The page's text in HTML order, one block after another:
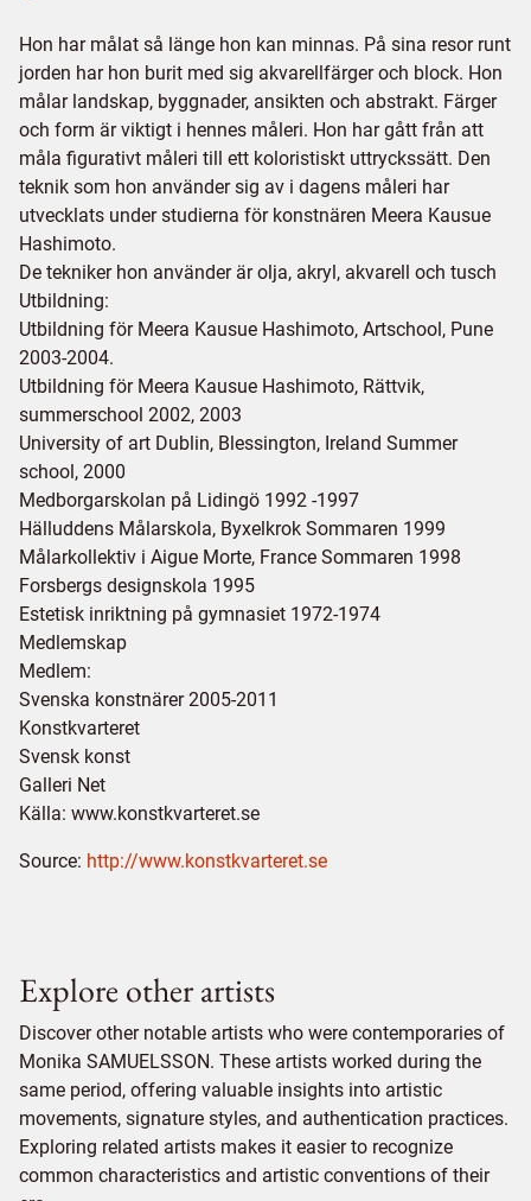
Hon har målat så länge hon kan minnas. På sina resor runt
jorden har hon burit med sig akvarellfärger och block. Hon
målar landskap, byggnader, ansikten och abstrakt. Färger
och form är viktigt i hennes måleri. Hon har gått från att
måla figurativt måleri till ett koloristiskt uttryckssätt. Den
teknik som hon använder sig av i dagens måleri har
utvecklats under studierna för konstnären Meera Kausue
Hashimoto.
De tekniker hon använder är olja, akryl, akvarell och tusch
Utbildning:
Utbildning för Meera Kausue Hashimoto, Artschool, Pune
2003-2004.
Utbildning för Meera Kausue Hashimoto, Rättvik,
summerschool 2002, 2003
University of art Dublin, Blessington, Ireland Summer
school, 2000
Medborgarskolan på Lidingö 1992 -1997
Hälluddens Målarskola, Byxelkrok Sommaren 1999
Målarkollektiv i Aigue Morte, France Sommaren 1998
Forsbergs designskola 1995
Estetisk inriktning på gymnasiet 1972-1974
Medlemskap
Medlem:
Svenska konstnärer 2005-2011
Konstkvarteret
Svensk konst
Galleri Net
Källa: www.konstkvarteret.se
Source: http://www.konstkvarteret.se
Explore other artists
Discover other notable artists who were contemporaries of
Monika SAMUELSSON. These artists worked during the
same period, offering valuable insights into artistic
movements, signature styles, and authentication practices.
Exploring related artists makes it easier to recognize
common characteristics and artistic conventions of their